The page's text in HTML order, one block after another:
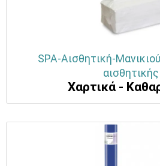
SPA-Αισθητική-
Χαρτικά -